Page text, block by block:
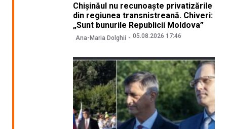
Chișinăul nu recunoaște privatizările
din regiunea transnistreană. Chiveri:
„Sunt bunurile Republicii Moldova”
Ana-Maria Dolghii 05.08.2026 17:46